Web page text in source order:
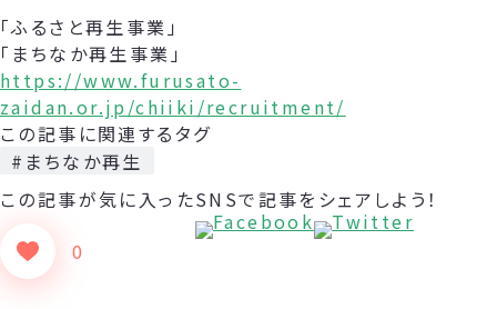
「ふるさと再生事業」
「まちなか再生事業」
https://www.furusato-
zaidan.or.jp/chiiki/recruitment/
この記事に関連するタグ
#まちなか再生
この記事が気に入った
0
SNSで記事をシェアしよう！